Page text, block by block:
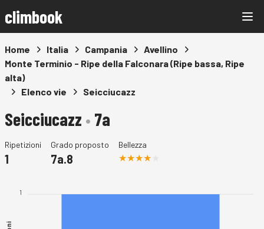
climbook
Home Italia Campania
Avellino
Monte Terminio - Ripe della Falconara (Ripe bassa, Ripe
alta)
Elenco vie
Seicciucazz
Seicciucazz • 7a
Ripetizioni
1
Grado proposto
7a.8
Bellezza
1